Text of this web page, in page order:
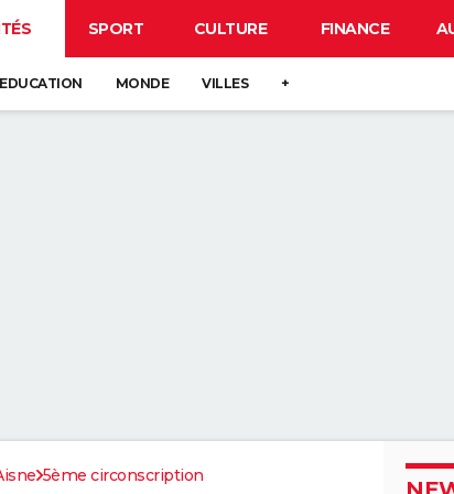
SPORT CULTURE FINANCE
EDUCATION MONDE VILLES +
5ème circonscription